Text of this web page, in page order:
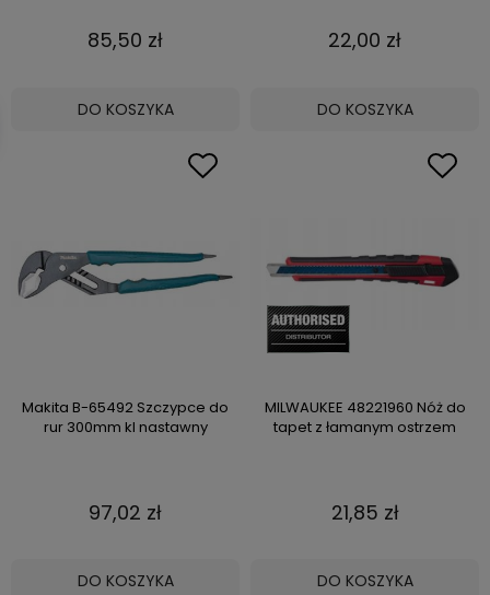
85,50 zł
DO KOSZYKA
22,00 zł
DO KOSZYKA
Makita B-65492 Szczypce do
rur 300mm kl nastawny
97,02 zł
DO KOSZYKA
MILWAUKEE 48221960 Nóż do
tapet z łamanym ostrzem
21,85 zł
DO KOSZYKA